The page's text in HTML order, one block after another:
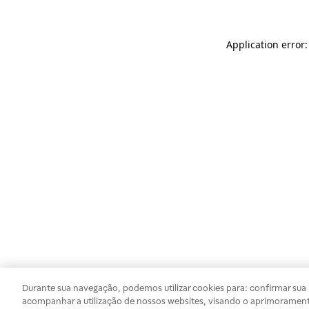
Application
Durante sua navegação, podemos utilizar cookies para: confirmar
acompanhar a utilização de nossos websites, visando o